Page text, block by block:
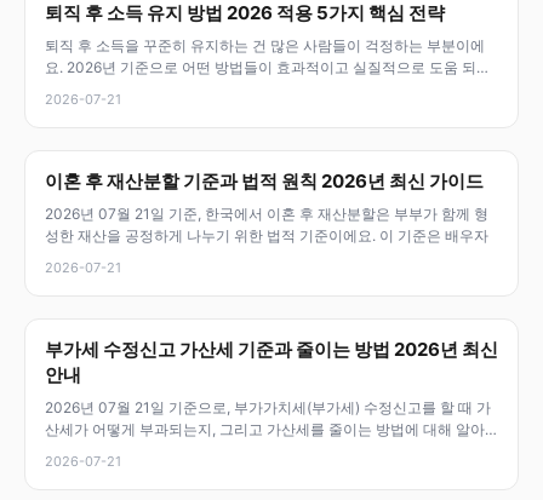
퇴직 후 소득 유지 방법 2026 적용 5가지 핵심 전략
퇴직 후 소득을 꾸준히 유지하는 건 많은 사람들이 걱정하는 부분이에
요. 2026년 기준으로 어떤 방법들이 효과적이고 실질적으로 도움 되는
2026-07-21
이혼 후 재산분할 기준과 법적 원칙 2026년 최신 가이드
2026년 07월 21일 기준, 한국에서 이혼 후 재산분할은 부부가 함께 형
성한 재산을 공정하게 나누기 위한 법적 기준이에요. 이 기준은 배우자
2026-07-21
부가세 수정신고 가산세 기준과 줄이는 방법 2026년 최신
안내
2026년 07월 21일 기준으로, 부가가치세(부가세) 수정신고를 할 때 가
산세가 어떻게 부과되는지, 그리고 가산세를 줄이는 방법에 대해 알아
2026-07-21